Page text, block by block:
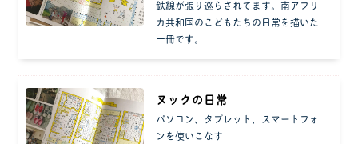
鉄線が張り巡らされてます。南アフリ
カ共和国のこどもたちの日常を描いた
一冊です。
ヌックの日常
パソコン、タブレット、スマートフォ
ンを使いこなす